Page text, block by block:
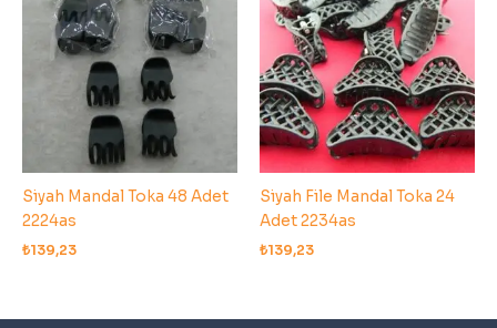
Siyah Mandal Toka 48 Adet
2224as
₺139,23
Siyah File Mandal Toka 24
Adet 2234as
₺139,23